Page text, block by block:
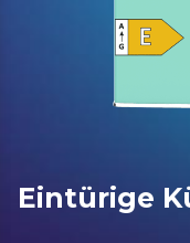
Eintürige